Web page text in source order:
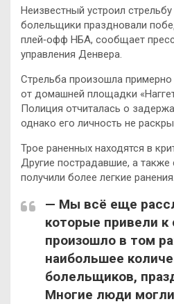
Неизвестный устроил
болельщики праздновали
плей‑офф НБА, сообщает
управления Денвера.
Стрельба произошла примерно
от домашней площадки
Полиция отчиталась о
однако его личность не
Трое раненных находятся в
Другие пострадавшие, а
получили более легкие ранения.
— Мы всё еще
которые привели к
произошло в том
наибольшее
болельщиков,
Многие люди